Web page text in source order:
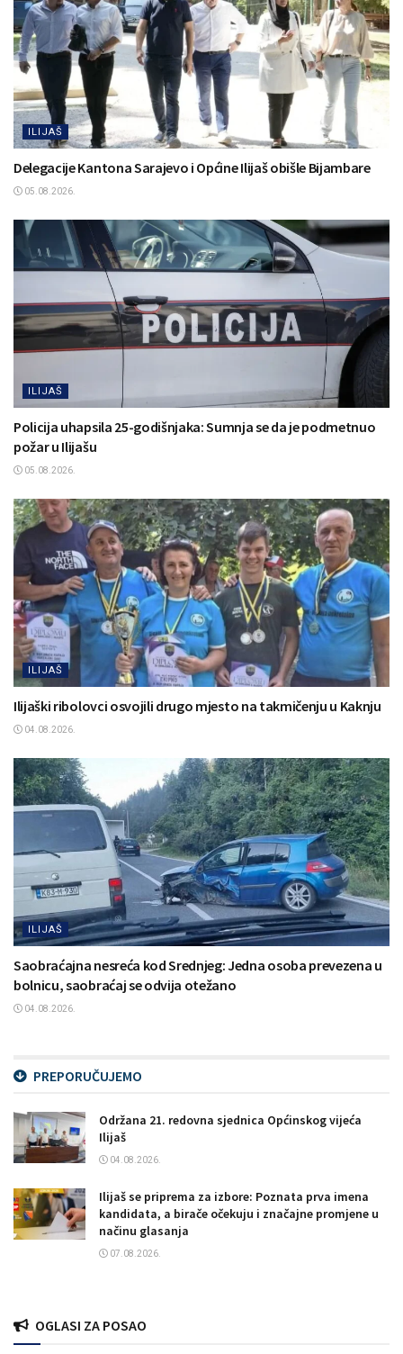
ILIJAŠ
Delegacije Kantona Sarajevo i Općine Ilijaš obišle Bijambare
05.08.2026.
ILIJAŠ
Policija uhapsila 25-godišnjaka: Sumnja se da je podmetnuo
požar u Ilijašu
05.08.2026.
ILIJAŠ
Ilijaški ribolovci osvojili drugo mjesto na takmičenju u Kaknju
04.08.2026.
ILIJAŠ
Saobraćajna nesreća kod Srednjeg: Jedna osoba prevezena u
bolnicu, saobraćaj se odvija otežano
04.08.2026.
PREPORUČUJEMO
Održana 21. redovna sjednica Općinskog vijeća
Ilijaš
04.08.2026.
Ilijaš se priprema za izbore: Poznata prva imena
kandidata, a birače očekuju i značajne promjene u
načinu glasanja
07.08.2026.
OGLASI ZA POSAO